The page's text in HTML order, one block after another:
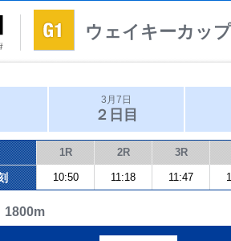
ウェイキーカッ
3月7日
２日目
1R 2R 3R
10:50 11:18 11:47